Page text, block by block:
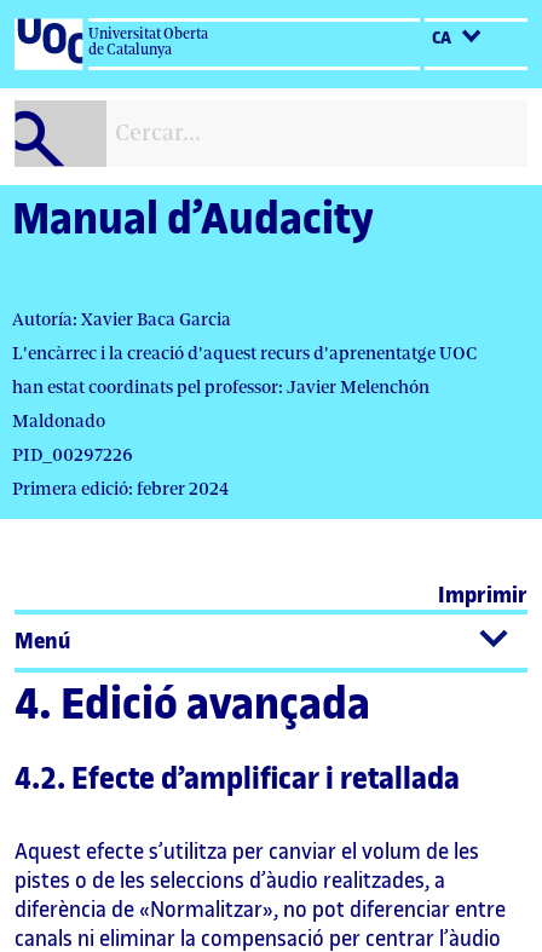
Salta
contingut
Universitat Oberta
de Catalunya
CA
Manual d’Audacity
Autoría: Xavier Baca Garcia
L'encàrrec i la creació d'aquest recurs d'aprenentatge UOC
han estat coordinats pel professor: Javier Melenchón
Maldonado
PID_00297226
Primera edició: febrer 2024
Imprimir
Menú
4. Edició avançada
4.2. Efecte d’amplificar i retallada
Aquest efecte s’utilitza per canviar el volum de les
pistes o de les seleccions d’àudio realitzades, a
diferència de «Normalitzar», no pot diferenciar entre
canals ni eliminar la compensació per centrar l’àudio